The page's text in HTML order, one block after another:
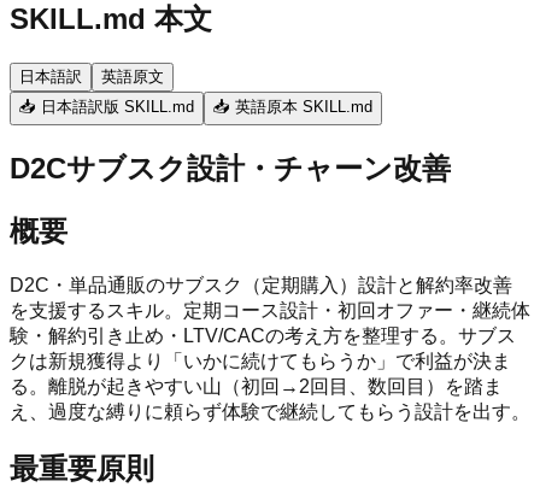
SKILL.md 本文
日本語訳
英語原文
📥 日本語訳版 SKILL.md
📥 英語原本 SKILL.md
D2Cサブスク設計・チャーン改善
概要
D2C・単品通販のサブスク（定期購入）設計と解約率改善
を支援するスキル。定期コース設計・初回オファー・継続体
験・解約引き止め・LTV/CACの考え方を整理する。サブス
クは新規獲得より「いかに続けてもらうか」で利益が決ま
る。離脱が起きやすい山（初回→2回目、数回目）を踏ま
え、過度な縛りに頼らず体験で継続してもらう設計を出す。
最重要原則